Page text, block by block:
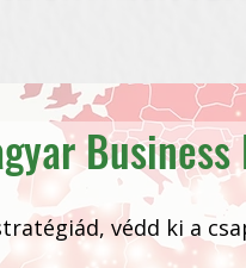
védd ki a